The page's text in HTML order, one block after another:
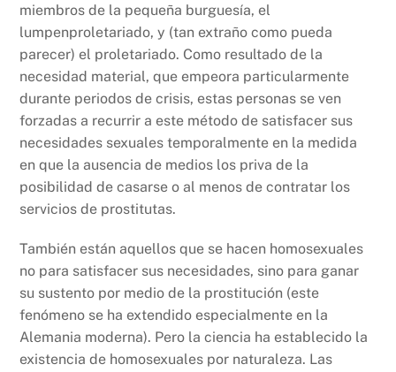
miembros de la pequeña burguesía, el
lumpenproletariado, y (tan extraño como pueda
parecer) el proletariado. Como resultado de la
necesidad material, que empeora particularmente
durante periodos de crisis, estas personas se ven
forzadas a recurrir a este método de satisfacer sus
necesidades sexuales temporalmente en la medida
en que la ausencia de medios los priva de la
posibilidad de casarse o al menos de contratar los
servicios de prostitutas.
También están aquellos que se hacen homosexuales
no para satisfacer sus necesidades, sino para ganar
su sustento por medio de la prostitución (este
fenómeno se ha extendido especialmente en la
Alemania moderna). Pero la ciencia ha establecido la
existencia de homosexuales por naturaleza. Las